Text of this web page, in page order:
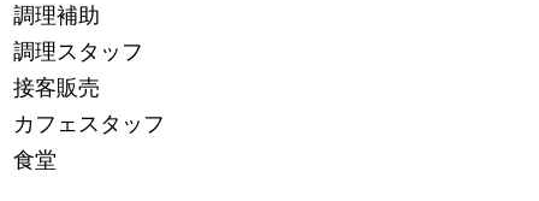
調理補助
調理スタッフ
接客販売
カフェスタッフ
食堂